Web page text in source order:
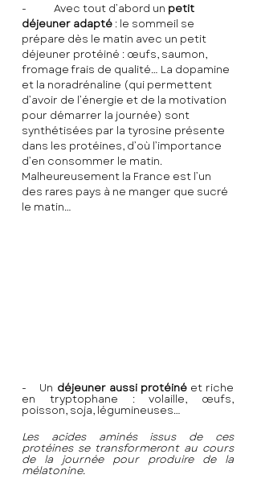
-	Avec tout d’abord un petit
déjeuner adapté : le sommeil se
prépare dès le matin avec un petit
déjeuner protéiné : œufs, saumon,
fromage frais de qualité… La dopamine
et la noradrénaline (qui permettent
d’avoir de l’énergie et de la motivation
pour démarrer la journée) sont
synthétisées par la tyrosine présente
dans les protéines, d’où l’importance
d’en consommer le matin.
Malheureusement la France est l’un
des rares pays à ne manger que sucré
le matin…
-    Un déjeuner aussi protéiné et riche
en tryptophane : volaille, œufs,
poisson, soja, légumineuses…
Les acides aminés issus de ces
protéines se transformeront au cours
de la journée pour produire de la
mélatonine.